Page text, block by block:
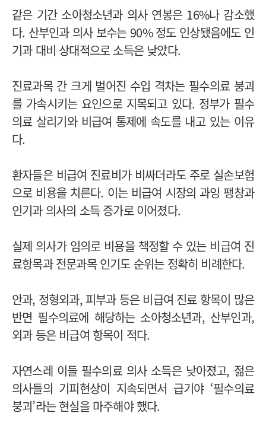
같은 기간 소아청소년과 의사 연봉은 16%나 감소했
다. 산부인과 의사 보수는 90% 정도 인상됐음에도 인
기과 대비 상대적으로 소득은 낮았다.
진료과목 간 크게 벌어진 수입 격차는 필수의료 붕괴
를 가속시키는 요인으로 지목되고 있다. 정부가 필수
의료 살리기와 비급여 통제에 속도를 내고 있는 이유
다.
환자들은 비급여 진료비가 비싸더라도 주로 실손보험
으로 비용을 치른다. 이는 비급여 시장의 과잉 팽창과
인기과 의사의 소득 증가로 이어졌다.
실제 의사가 임의로 비용을 책정할 수 있는 비급여 진
료항목과 전문과목 인기도 순위는 정확히 비례한다.
안과, 정형외과, 피부과 등은 비급여 진료 항목이 많은
반면 필수의료에 해당하는 소아청소년과, 산부인과,
외과 등은 비급여 항목이 적다.
자연스레 이들 필수의료 의사 소득은 낮아졌고, 젊은
의사들의 기피현상이 지속되면서 급기야 ‘필수의료
붕괴’라는 현실을 마주해야 했다.